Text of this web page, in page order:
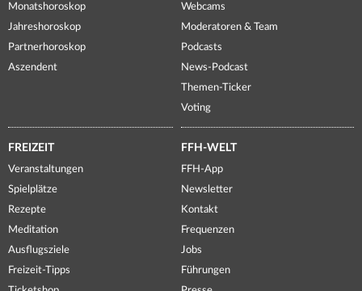
Monatshoroskop
Jahreshoroskop
Partnerhoroskop
Aszendent
Webcams
Moderatoren & Team
Podcasts
News-Podcast
Themen-Ticker
Voting
FREIZEIT
Veranstaltungen
Spielplätze
Rezepte
Meditation
Ausflugsziele
Freizeit-Tipps
FFH-WELT
FFH-App
Newsletter
Kontakt
Frequenzen
Jobs
Führungen